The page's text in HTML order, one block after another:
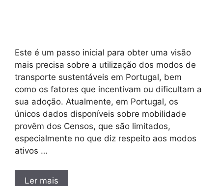
Este é um passo inicial para obter uma visão
mais precisa sobre a utilização dos modos de
transporte sustentáveis em Portugal, bem
como os fatores que incentivam ou dificultam a
sua adoção. Atualmente, em Portugal, os
únicos dados disponíveis sobre mobilidade
provêm dos Censos, que são limitados,
especialmente no que diz respeito aos modos
ativos …
Ler mais